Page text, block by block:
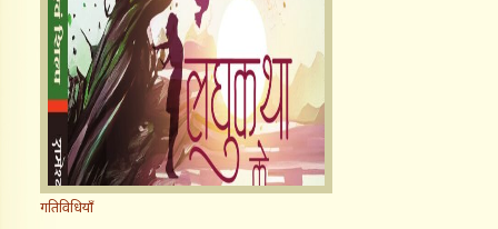
गतिविधियाँ